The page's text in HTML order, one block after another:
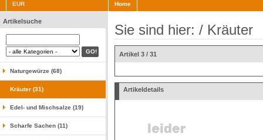
EUR Home
Artikelsuche
Naturgewürze (68)
Kräuter (31)
Edel- und Mischsalze (19)
Scharfe Sachen (11)
Sie sind hier: / Kräuter
Artikel 3 / 31
Artikeldetails